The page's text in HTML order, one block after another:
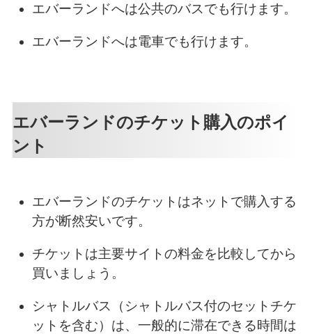
エバーランドへは公共のバスでも行けます。
エバーランドへは電車でも行けます。
エバーランドのチケット購入のポイ
ント
エバーランドのチケットはネットで購入する
方が断然安いです。
チケットは主要サイトの料金を比較してから
買いましょう。
シャトルバス（シャトルバス付のセットチケ
ットを含む）は、一般的に滞在できる時間は